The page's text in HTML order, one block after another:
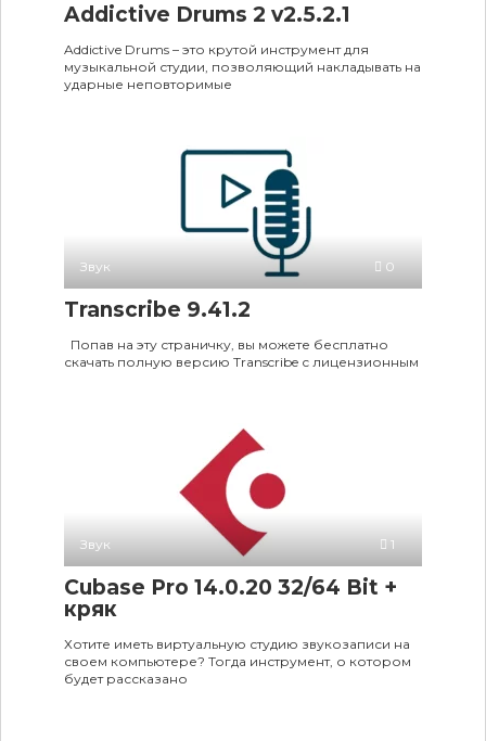
Addictive Drums 2 v2.5.2.1
Addictive Drums – это крутой инструмент для
музыкальной студии, позволяющий накладывать на
ударные неповторимые
Звук 0
Transcribe 9.41.2
Попав на эту страничку, вы можете бесплатно
скачать полную версию Transcribe с лицензионным
Звук 1
Cubase Pro 14.0.20 32/64 Bit +
кряк
Хотите иметь виртуальную студию звукозаписи на
своем компьютере? Тогда инструмент, о котором
будет рассказано